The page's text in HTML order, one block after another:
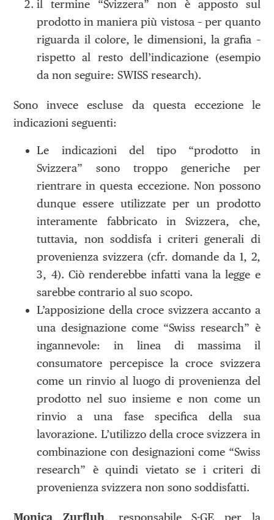
il termine “Svizzera” non è apposto sul
prodotto in maniera più vistosa – per quanto
riguarda il colore, le dimensioni, la grafia –
rispetto al resto dell’indicazione (esempio
da non seguire: SWISS research).
Sono invece escluse da questa eccezione le
indicazioni seguenti:
Le indicazioni del tipo “prodotto in
Svizzera” sono troppo generiche per
rientrare in questa eccezione. Non possono
dunque essere utilizzate per un prodotto
interamente fabbricato in Svizzera, che,
tuttavia, non soddisfa i criteri generali di
provenienza svizzera (cfr. domande da 1, 2,
3, 4). Ciò renderebbe infatti vana la legge e
sarebbe contrario al suo scopo.
L’apposizione della croce svizzera accanto a
una designazione come “Swiss research” è
ingannevole: in linea di massima il
consumatore percepisce la croce svizzera
come un rinvio al luogo di provenienza del
prodotto nel suo insieme e non come un
rinvio a una fase specifica della sua
lavorazione. L’utilizzo della croce svizzera in
combinazione con designazioni come “Swiss
research” è quindi vietato se i criteri di
provenienza svizzera non sono soddisfatti.
Monica Zurfluh, responsabile S-GE per la